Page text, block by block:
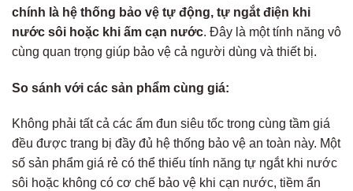
chính là hệ thống bảo vệ tự động, tự ngắt điện khi
nước sôi hoặc khi ấm cạn nước. Đây là một tính năng vô
cùng quan trọng giúp bảo vệ cả người dùng và thiết bị.
So sánh với các sản phẩm cùng giá:
Không phải tất cả các ấm đun siêu tốc trong cùng tầm giá
đều được trang bị đầy đủ hệ thống bảo vệ an toàn này. Một
số sản phẩm giá rẻ có thể thiếu tính năng tự ngắt khi nước
sôi hoặc không có cơ chế bảo vệ khi cạn nước, tiềm ẩn